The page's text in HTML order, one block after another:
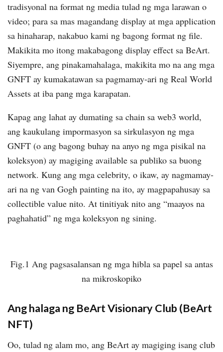
tradisyonal na format ng media tulad ng mga larawan o
video; para sa mas magandang display at mga application
sa hinaharap, nakabuo kami ng bagong format ng file.
Makikita mo itong makabagong display effect sa BeArt.
Siyempre, ang pinakamahalaga, makikita mo na ang mga
GNFT ay kumakatawan sa pagmamay-ari ng Real World
Assets at iba pang mga karapatan.
Kapag ang lahat ay dumating sa chain sa web3 world,
ang kaukulang impormasyon sa sirkulasyon ng mga
GNFT (o ang bagong buhay na anyo ng mga pisikal na
koleksyon) ay magiging available sa publiko sa buong
network. Kung ang mga celebrity, o ikaw, ay nagmamay-
ari na ng van Gogh painting na ito, ay magpapahusay sa
collectible value nito. At tinitiyak nito ang “maayos na
paghahatid” ng mga koleksyon ng sining.
Fig.1 Ang pagsasalansan ng mga hibla sa papel sa antas
na mikroskopiko
Ang halaga ng BeArt Visionary Club (BeArt
NFT)
Oo, tulad ng alam mo, ang BeArt ay magiging isang club